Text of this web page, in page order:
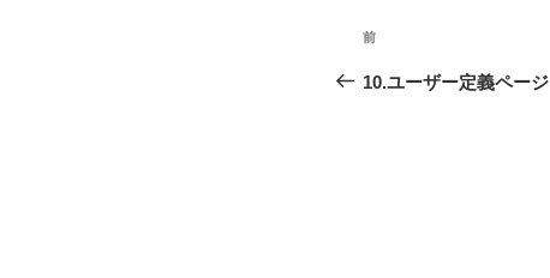
ペ
ー
前
前
10.ユーザー定義ページ